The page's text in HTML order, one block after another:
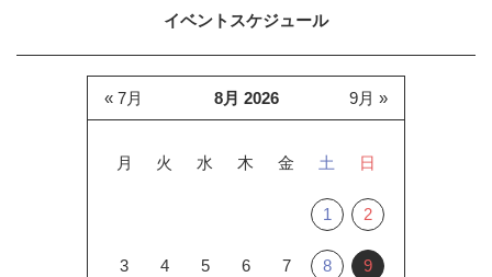
イベントスケジュール
8月 2026
月 火 水 木 金 土 日
1 2
3 4 5 6 7 8 9
« 7月 9月 »